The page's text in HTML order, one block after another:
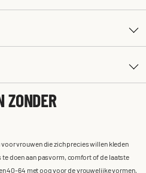
ZONDER
vrouwen die zich precies willen kleden
te doen aan pasvorm, comfort of de laatste
40-64 met oog voor de vrouwelijke vormen,